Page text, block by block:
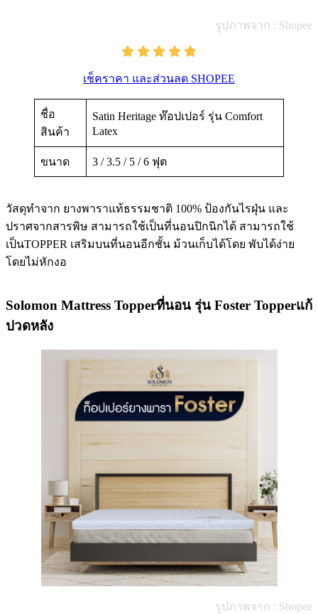
รูปภาพจาก : Shopee
เช็คราคา และส่วนลด SHOPEE
ชื่อ
สินค้า
Satin Heritage ท๊อปเปอร์ รุ่น Comfort
Latex
ขนาด 3 / 3.5 / 5 / 6 ฟุต
วัสดุทำจาก ยางพาราแท้ธรรมชาติ 100% ป้องกันไรฝุ่น และ
ปราศจากสารพิษ สามารถใช้เป็นที่นอนปิกนิกได้ สามารถใช้
เป็นTOPPER เสริมบนที่นอนอีกชั้น ม้วนเก็บได้โดย พับได้ง่าย
โดยไม่หักงอ
Solomon Mattress Topperที่นอน รุ่น Foster Topperแก้
ปวดหลัง
รูปภาพจาก : Shopee